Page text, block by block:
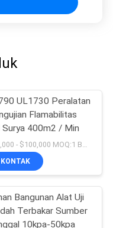
UL1730 Peralatan
Flamabilitas
Surya 400m2 / Min
$50,000 - $100,000 MOQ:1 BUAH
KONTAK
Bangunan Alat Uji
Terbakar Sumber
10kpa-50kpa